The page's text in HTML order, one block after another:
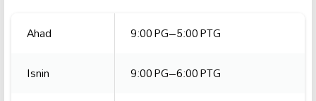
Ahad
9:00 PG–5:00 PTG
Isnin
9:00 PG–6:00 PTG